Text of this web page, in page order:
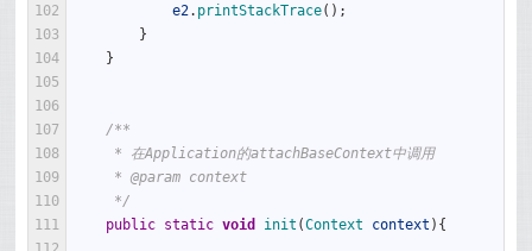
102
103
104
105
106
107
108
109
110
111
e2. printStackTrace( ) ;
}
}
/**
* 在Application的attachBaseContext中调用
* @param context
*/
public static void init (Context context ) {